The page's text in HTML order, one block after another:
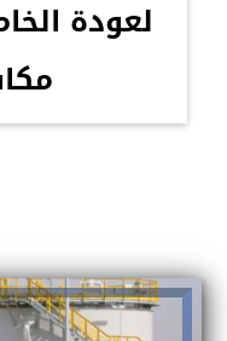
لعودة